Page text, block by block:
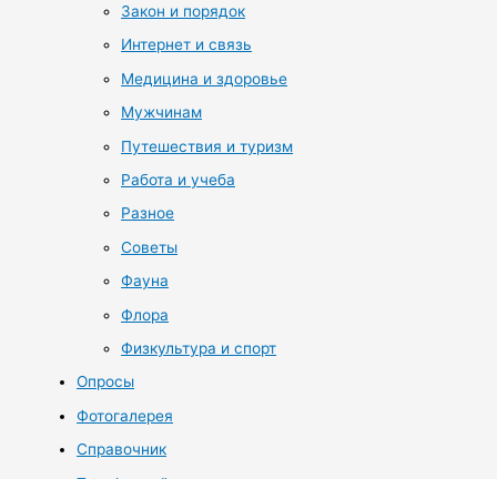
Закон и порядок
Интернет и связь
Медицина и здоровье
Мужчинам
Путешествия и туризм
Работа и учеба
Разное
Советы
Фауна
Флора
Физкультура и спорт
Опросы
Фотогалерея
Справочник